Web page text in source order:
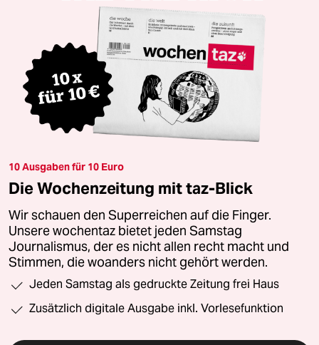
10 Ausgaben für 10 Euro
Die Wochenzeitung mit taz-Blick
Wir schauen den Superreichen auf die Finger.
Unsere wochentaz bietet jeden Samstag
Journalismus, der es nicht allen recht macht und
Stimmen, die woanders nicht gehört werden.
Jeden Samstag als gedruckte Zeitung frei Haus
Zusätzlich digitale Ausgabe inkl. Vorlesefunktion